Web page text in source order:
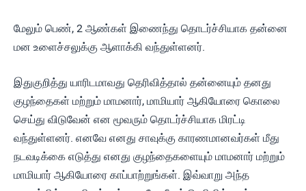
மேலும் பெண், 2 ஆண்கள் இணைந்து தொடர்ச்சியாக தன்னை
மன உளைச்சலுக்கு ஆளாக்கி வந்துள்ளனர்.
இதுகுறித்து யாரிடமாவது தெரிவித்தால் தன்னையும் தனது
குழந்தைகள் மற்றும் மாமனார், மாமியார் ஆகியோரை கொலை
செய்து விடுவேன் என மூவரும் தொடர்ச்சியாக மிரட்டி
வந்துள்ளனர். எனவே எனது சாவுக்கு காரணமானவர்கள் மீது
நடவடிக்கை எடுத்து எனது குழந்தைகளையும் மாமனார் மற்றும்
மாமியார் ஆகியோரை காப்பாற்றுங்கள். இவ்வாறு அந்த